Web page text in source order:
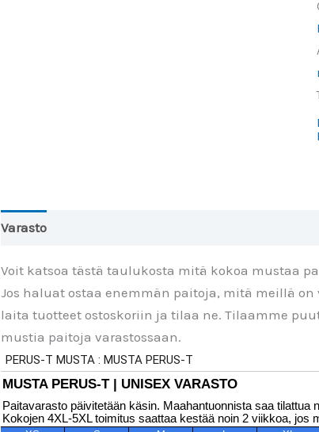
Varasto
Voit katsoa tästä taulukosta mitä kokoa mustaa
Jos haluat ostaa enemmän paitoja, mitä meillä
laita tuotteet ostoskoriin ja tilaa ne. Tilaamme
mustia paitoja varastossaan.